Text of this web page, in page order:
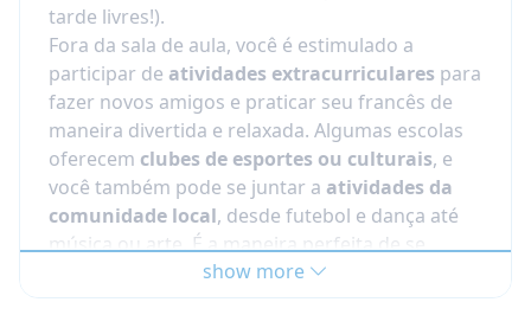
secundária), assim como os adolescentes
franceses fazem. Este é o modo mais autêntico
e eficaz de se tornar bilíngue e bicultural.
Sua vida como estudante de
intercâmbio na França
Estudantes internacionais participam da vida
escolar regular, frequentando aulas ao lado de
estudantes locais.
A maioria dos participantes permanece por um
semestre ou um ano acadêmico completo, e
tarde livres!).
Fora da sala de aula, você é estimulado a
participar de atividades extracurriculares para
fazer novos amigos e praticar seu francês de
maneira divertida e relaxada. Algumas escolas
oferecem clubes de esportes ou culturais, e
você também pode se juntar a atividades da
comunidade local, desde futebol e dança até
música ou arte. É a maneira perfeita de se
conectar, aprender e viver plenamente em
francês!
show more